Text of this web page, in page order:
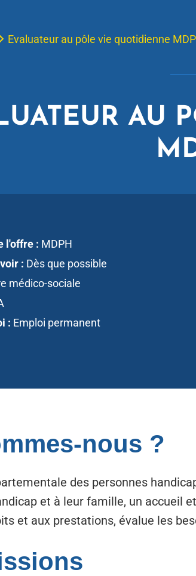
Evaluateur au pôle vie quotidienne
AU
l'offre : MDPH
: Dès que possible
médico-sociale
: Emploi permanent
nous ?
des personnes
et à leur famille, un accueil
et aux prestations, évalue les